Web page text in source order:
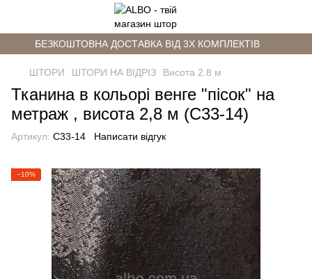
БЕЗКОШТОВНА ДОСТАВКА ВІД 3Х КОМПЛЕКТІВ
ШТОРИ ШТОРИ НА ВІДРІЗ Висота 2.8 м
Тканина в кольорі венге "пісок" на
метраж , висота 2,8 м (С33-14)
Артикул: C33-14 Написати відгук
−10%